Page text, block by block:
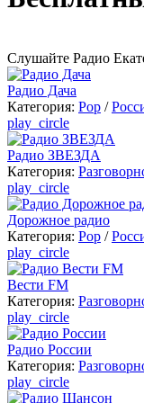
Cлушайте Радио
Радио Дача
Категория: Pop /
play_circle
Радио ЗВЕЗДА
Категория:
play_circle
Дорожное радио
Категория: Pop /
play_circle
Вести FM
Категория:
play_circle
Радио России
Категория:
play_circle